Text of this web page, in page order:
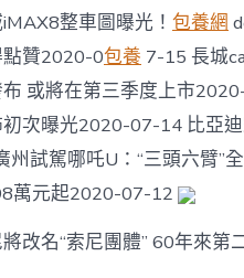
整車圖曝光！ 包養網
贊2020-0包養 7-15 長城
布 或將在第三季度上市
次曝光2020-07-14 比亞
州試駕哪吒U：“三頭六臂”
萬元起2020-07-12
改名“索尼團體” 60年來第